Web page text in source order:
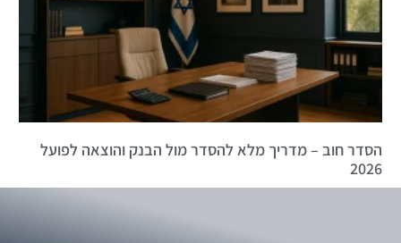
הסדר חוב – מדריך מלא להסדר מול הבנק והוצאה לפועל
2026